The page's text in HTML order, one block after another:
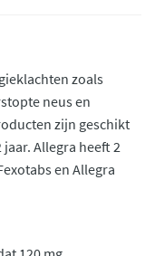
zoals
neus en
zijn geschikt
Allegra heeft 2
en Allegra